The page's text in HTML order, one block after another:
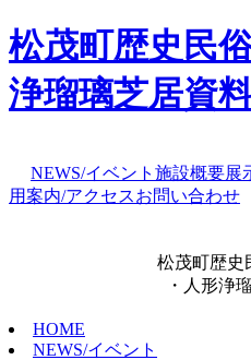
松茂町歴史民
浄瑠璃芝居資
NEWS/イベント 施設概要展
用案内/アクセスお問い合わせ
松茂町歴史
・人形浄
HOME
NEWS/イベント